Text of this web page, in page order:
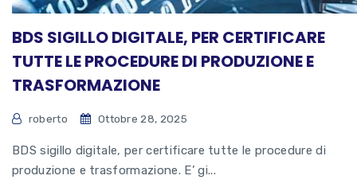
BDS SIGILLO DIGITALE, PER CERTIFICARE
TUTTE LE PROCEDURE DI PRODUZIONE E
TRASFORMAZIONE
roberto Ottobre 28, 2025
BDS sigillo digitale, per certificare tutte le procedure di
produzione e trasformazione. E’ gi...